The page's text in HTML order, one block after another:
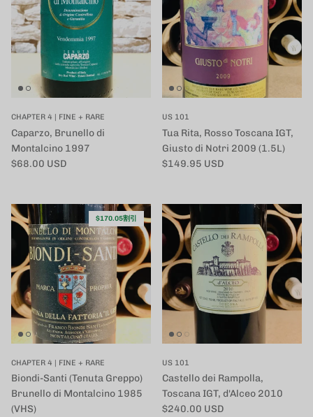
CHAPTER 4 | FINE + RARE
Caparzo, Brunello di
Montalcino 1997
定価
$68.00 USD
US 101
Tua Rita, Rosso Toscana IGT,
Giusto di Notri 2009 (1.5L)
定価
$149.95 USD
$170.05割引
CHAPTER 4 | FINE + RARE
Biondi-Santi (Tenuta Greppo)
Brunello di Montalcino 1985
(VHS)
US 101
Castello dei Rampolla,
Toscana IGT, d'Alceo 2010
定価
$240.00 USD